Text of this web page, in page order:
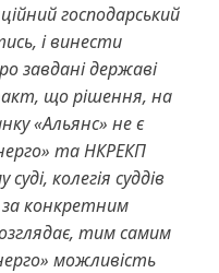
господарський
і винести
завдані державі
що рішення, на
«Альянс» не є
та НКРЕКП
колегія суддів
конкретним
тим самим
можливість